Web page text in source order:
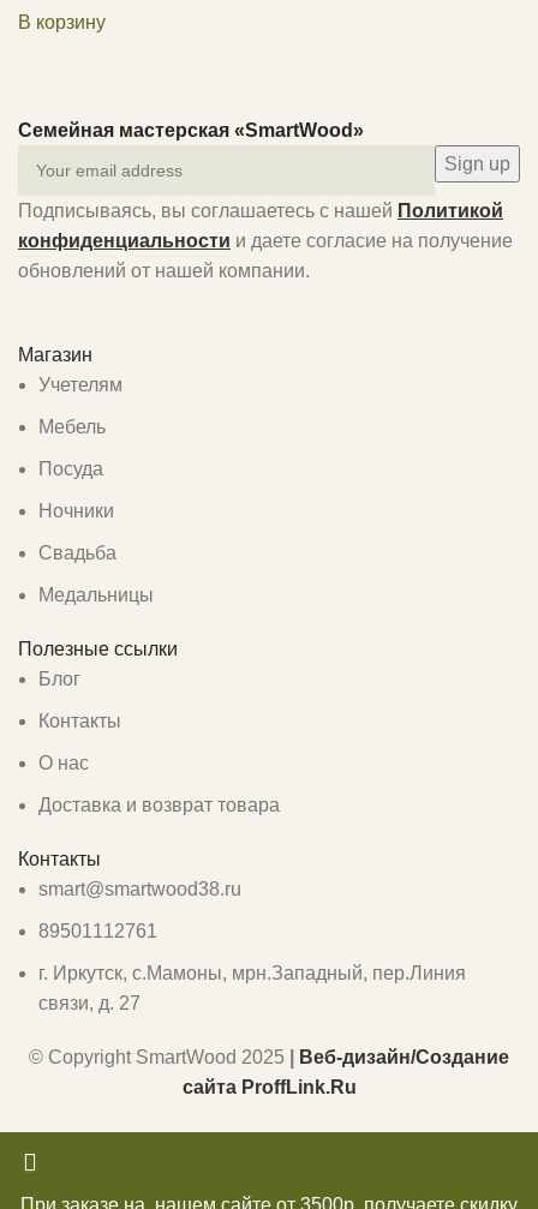
В корзину
Семейная мастерская «SmartWood»
Подписываясь, вы соглашаетесь с нашей Политикой
конфиденциальности и даете согласие на получение
обновлений от нашей компании.
Магазин
Учетелям
Мебель
Посуда
Ночники
Свадьба
Медальницы
Полезные ссылки
Блог
Контакты
О нас
Доставка и возврат товара
Контакты
smart@smartwood38.ru
89501112761
г. Иркутск, с.Мамоны, мрн.Западный, пер.Линия
связи, д. 27
© Copyright SmartWood 2025
Веб-дизайн/Создание
сайта ProffLink.Ru
При заказе на нашем сайте от 3500р получаете скидку